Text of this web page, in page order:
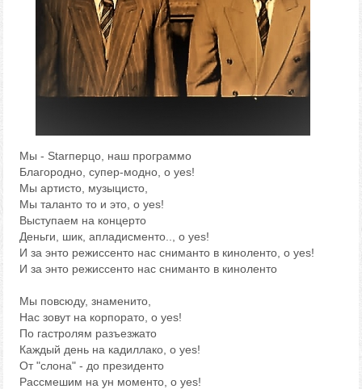
Мы - Starперцо, наш программо
Благородно, супер-модно, o yes!
Мы артисто, музыцисто,
Мы таланто то и это, o yes!
Выступаем на концерто
Деньги, шик, апладисменто.., o yes!
И за энто режиссенто нас сниманто в киноленто, o yes!
И за энто режиссенто нас сниманто в киноленто
Мы повсюду, знаменито,
Нас зовут на корпорато, o yes!
По гастролям разъезжато
Каждый день на кадиллако, o yes!
От "слона" - до президенто
Рассмешим на ун моменто, o yes!